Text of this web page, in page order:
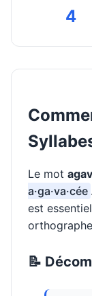
4
Le mot
a·ga·va·cée
est
📝